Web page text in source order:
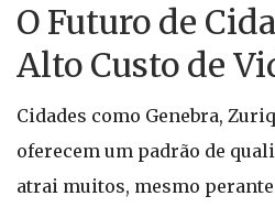
O Futuro de
Alto Custo de
Cidades como Genebra,
oferecem um padrão de
atrai muitos, mesmo